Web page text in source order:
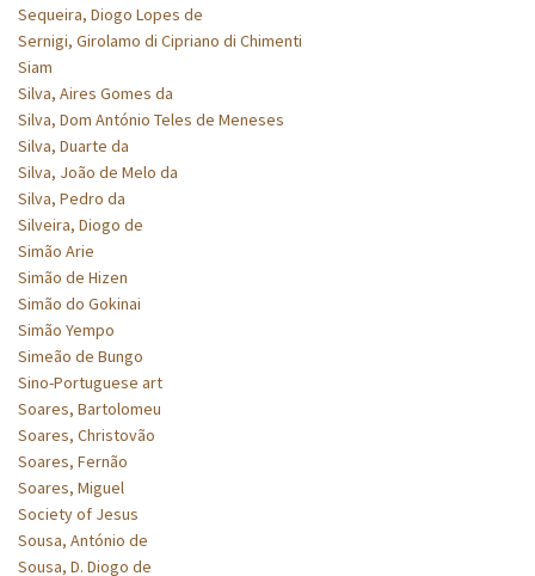
Sequeira, Diogo Lopes de
Sernigi, Girolamo di Cipriano di Chimenti
Siam
Silva, Aires Gomes da
Silva, Dom António Teles de Meneses
Silva, Duarte da
Silva, João de Melo da
Silva, Pedro da
Silveira, Diogo de
Simão Arie
Simão de Hizen
Simão do Gokinai
Simão Yempo
Simeão de Bungo
Sino-Portuguese art
Soares, Bartolomeu
Soares, Christovão
Soares, Fernão
Soares, Miguel
Society of Jesus
Sousa, António de
Sousa, D. Diogo de